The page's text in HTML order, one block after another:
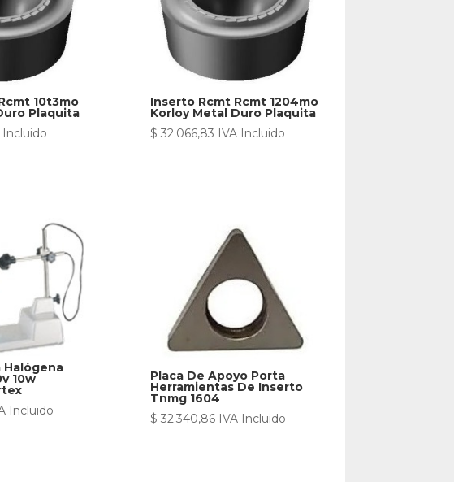
10t3mo
Plaquita
Incluido
Inserto Rcmt Rcmt 1204mo
Korloy Metal Duro Plaquita
$ 32.066,83 IVA Incluido
Halógena
10w
Incluido
Placa De Apoyo Porta
Herramientas De Inserto
Tnmg 1604
$ 32.340,86 IVA Incluido